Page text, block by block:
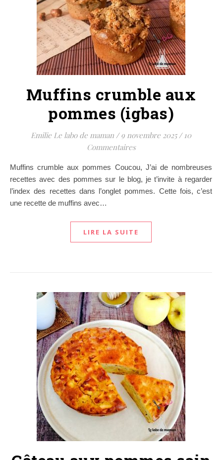
Muffins crumble aux
pommes (igbas)
Emilie Le labo de maman / 9 novembre 2025 / 10
Commentaires
Muffins crumble aux pommes Coucou, J’ai de nombreuses
recettes avec des pommes sur le blog, je t’invite à regarder
l’index des recettes dans l’onglet pommes. Cette fois, c’est
une recette de muffins avec…
LIRE LA SUITE